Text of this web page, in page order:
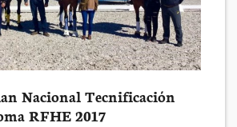
Nacional Tecnificación
RFHE 2017